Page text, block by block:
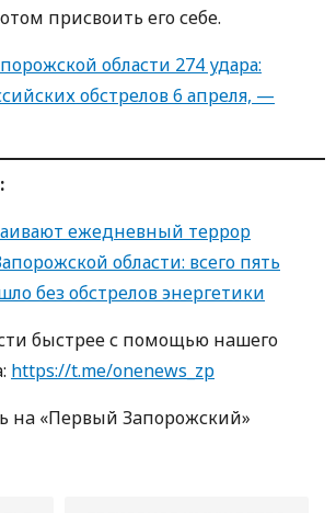
присвоить его себе.
области 274 удара:
обстрелов 6 апреля, —
ежедневный террор
области: всего пять
без обстрелов энергетики
быстрее с пoмoщью нaшегo
https://t.me/onenews_zp
нa «Первый Зaпoрoжский»